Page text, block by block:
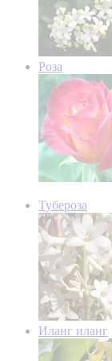
Роза
Тубероза
Иланг иланг